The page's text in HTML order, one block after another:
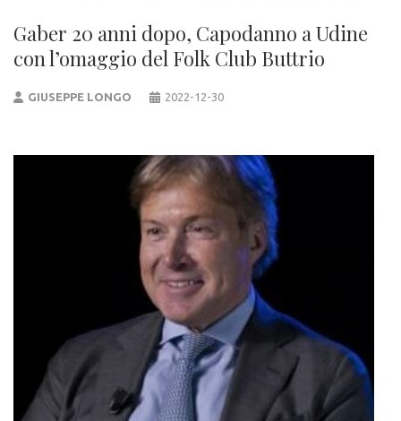
Gaber 20 anni dopo, Capodanno a Udine
con l’omaggio del Folk Club Buttrio
GIUSEPPE LONGO 2022-12-30